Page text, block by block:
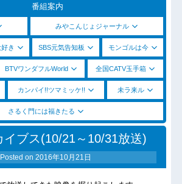
番組案内
みやこんじょジャーナル
き SBS元気告知板 モンゴルは今
BTVワンダフルWorld 全国CATV玉手箱
カンパイ!!ツマミッケ!! 未ラ来ル
さるく門には福きたる
イブス(10/21～10/31放送)
Posted on 2016年10月21日